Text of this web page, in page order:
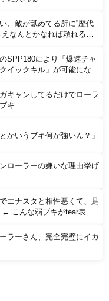
、敵が舐めてる所に”歴代
なんとかなれば頼れる相
SPP180により「爆速チャ
イックキル」が可能になり
キャンしてるだけでローラ
キ
かいうブキ何が強いん？」
ローラーの嫌いな理由挙げ
エナスタと相性悪くて、足
こんな弱ブキがtear表最
ラーさん、完全完璧にイカ